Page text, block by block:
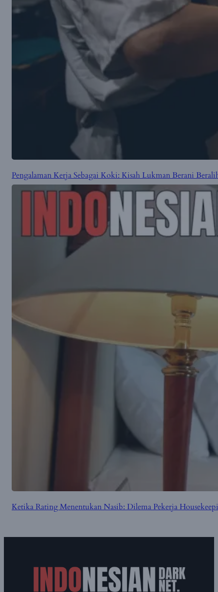
Pengalaman Kerja Sebagai Koki: Kisah Lukman Berani
Ketika Rating Menentukan Nasib: Dilema Pekerja